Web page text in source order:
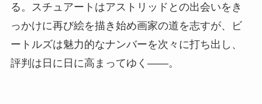
る。スチュアートはアストリッドとの出会いをき
っかけに再び絵を描き始め画家の道を志すが、ビ
ートルズは魅力的なナンバーを次々に打ち出し、
評判は日に日に高まってゆく――。